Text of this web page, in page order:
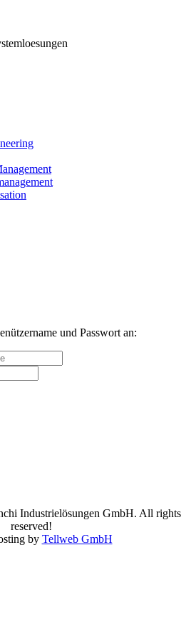
und Passwort an:
Industrielösungen GmbH. All rights
reserved!
by Tellweb GmbH